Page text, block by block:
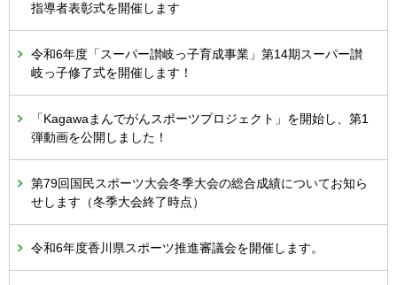
指導者表彰式を開催します
令和6年度「スーパー讃岐っ子育成事業」第14期スーパー讃
岐っ子修了式を開催します！
「Kagawaまんでがんスポーツプロジェクト」を開始し、第1
弾動画を公開しました！
第79回国民スポーツ大会冬季大会の総合成績についてお知ら
せします（冬季大会終了時点）
令和6年度香川県スポーツ推進審議会を開催します。